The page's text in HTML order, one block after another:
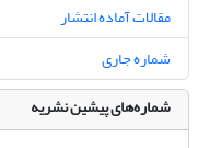
مقالات آماده انتشار
شماره جاری
شماره‌های پیشین نشریه